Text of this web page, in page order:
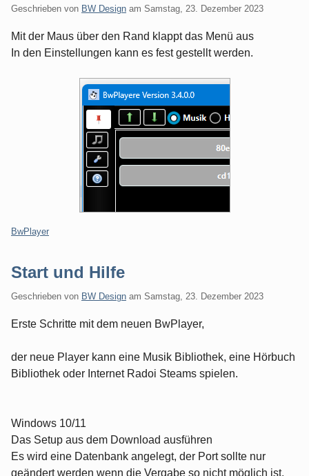
Geschrieben von BW Design am Samstag, 23. Dezember 2023
Mit der Maus über den Rand klappt das Menü aus
In den Einstellungen kann es fest gestellt werden.
Kategorien:
BwPlayer
Start und Hilfe
Geschrieben von BW Design am Samstag, 23. Dezember 2023
Erste Schritte mit dem neuen BwPlayer,
der neue Player kann eine Musik Bibliothek, eine Hörbuch
Bibliothek oder Internet Radoi Steams spielen.
Windows 10/11
Das Setup aus dem Download ausführen
Es wird eine Datenbank angelegt, der Port sollte nur
geändert werden wenn die Vergabe so nicht möglich ist.